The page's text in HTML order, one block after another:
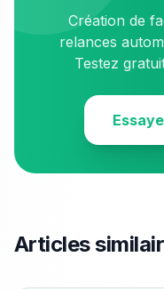
Création de
relances
Testez
Articles